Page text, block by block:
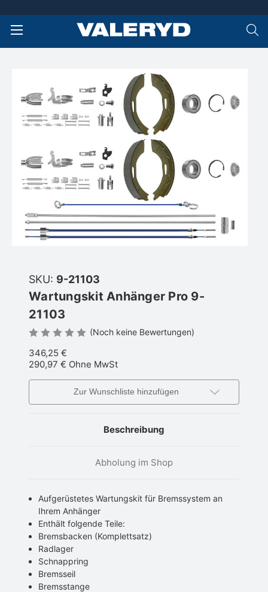
SKU: 9-21103
Wartungskit Anhänger Pro 9-
21103
(Noch keine Bewertungen)
346,25 €
290,97 € Ohne MwSt
Zur Wunschliste hinzufügen
Beschreibung
Abholung im Shop
Aufgerüstetes Wartungskit für Bremssystem an
Ihrem Anhänger
Enthält folgende Teile:
Bremsbacken (Komplettsatz)
Radlager
Schnappring
Bremsseil
Bremsstange